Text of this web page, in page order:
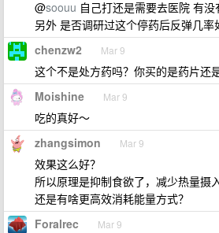
@soouu 自己打还是需要去医院 有
另外 是否调研过这个停药后反弹几率
chenzw2 Mar 9
这个不是处方药吗？你买的是药片还
Moishine Mar 9
吃的真好～
zhangsimon Mar 9
效果这么好？
所以原理是抑制食欲了，减少热量摄
还是有啥更高效消耗能量方式？
Foralrec Mar 9